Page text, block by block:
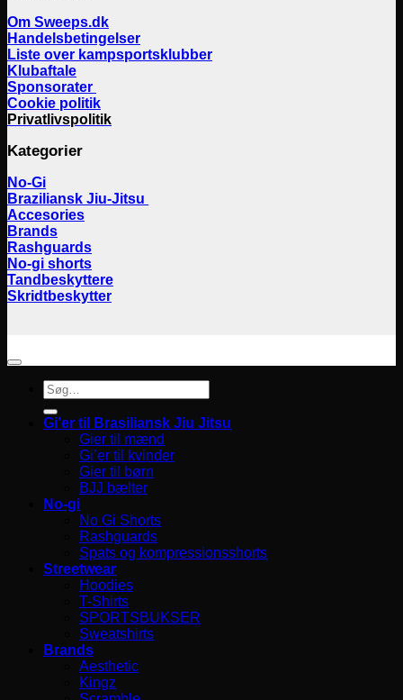
Om Sweeps.dk
Handelsbetingelser
Liste over kampsportsklubber
Klubaftale
Sponsorater
Cookie politik
Privatlivspolitik
Kategorier
No-Gi
Braziliansk Jiu-Jitsu
Accesories
Brands
Rashguards
No-gi shorts
Tandbeskyttere
Skridtbeskytter
Søg
efter:
Gi’er til Brasiliansk Jiu Jitsu
Gier til mænd
Gi’er til kvinder
Gier til børn
BJJ bælter
No-gi
No Gi Shorts
Rashguards
Spats og kompressionsshorts
Streetwear
Hoodies
T-Shirts
SPORTSBUKSER
Sweatshirts
Brands
Aesthetic
Kingz